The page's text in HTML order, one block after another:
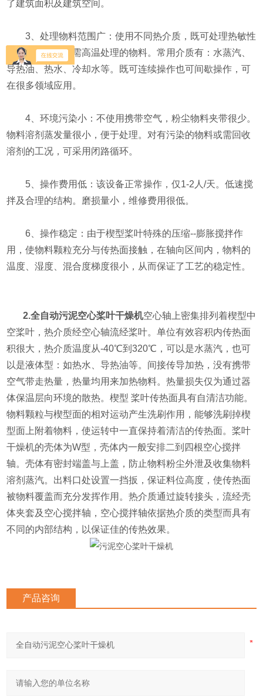
了建筑面积及建筑空间。
3、处理物料范围广：使用不同热介质，既可处理热敏性
物料，又可处理需高温处理的物料。常用介质有：水蒸汽、
导热油、热水、冷却水等。既可连续操作也可间歇操作，可
在很多领域应用。
4、环境污染小：不使用携带空气，粉尘物料夹带很少。
物料溶剂蒸发量很小，便于处理。对有污染的物料或需回收
溶剂的工况，可采用闭路循环。
5、操作费用低：该设备正常操作，仅1-2人/天。低速搅
拌及合理的结构。磨损量小，维修费用很低。
6、操作稳定：由于楔型桨叶特殊的压缩--膨胀搅拌作
用，使物料颗粒充分与传热面接触，在轴向区间内，物料的
温度、湿度、混合度梯度很小，从而保证了工艺的稳定性。
2.全自动污泥空心桨叶干燥机空心轴上密集排列着楔型中
空桨叶，热介质经空心轴流经桨叶。单位有效容积内传热面
积很大，热介质温度从-40℃到320℃，可以是水蒸汽，也可
以是液体型：如热水、导热油等。间接传导加热，没有携带
空气带走热量，热量均用来加热物料。热量损失仅为通过器
体保温层向环境的散热。楔型 桨叶传热面具有自清洁功能。
物料颗粒与楔型面的相对运动产生洗刷作用，能够洗刷掉楔
型面上附着物料，使运转中一直保持着清洁的传热面。桨叶
干燥机的壳体为W型，壳体内一般安排二到四根空心搅拌
轴。壳体有密封端盖与上盖，防止物料粉尘外泄及收集物料
溶剂蒸汽。出料口处设置一挡扳，保证料位高度，使传热面
被物料覆盖而充分发挥作用。热介质通过旋转接头，流经壳
体夹套及空心搅拌轴，空心搅拌轴依据热介质的类型而具有
不同的内部结构，以保证佳的传热效果。
产品咨询